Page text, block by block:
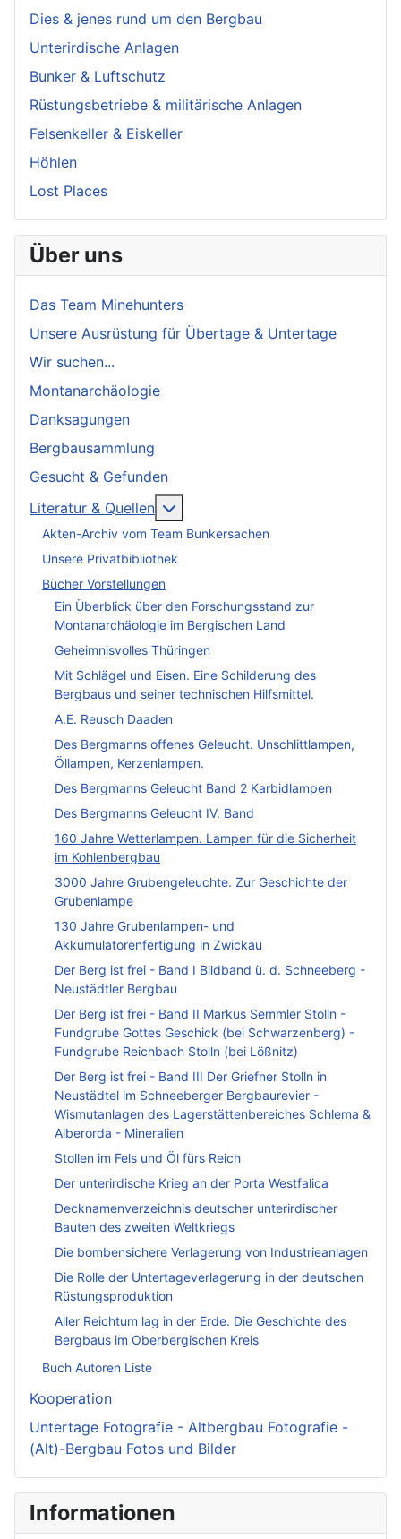
Dies & jenes rund um den Bergbau
Unterirdische Anlagen
Bunker & Luftschutz
Rüstungsbetriebe & militärische Anlagen
Felsenkeller & Eiskeller
Höhlen
Lost Places
Über uns
Das Team Minehunters
Unsere Ausrüstung für Übertage & Untertage
Wir suchen...
Montanarchäologie
Danksagungen
Bergbausammlung
Gesucht & Gefunden
Literatur & Quellen
Akten-Archiv vom Team Bunkersachen
Unsere Privatbibliothek
Bücher Vorstellungen
Ein Überblick über den Forschungsstand zur
Montanarchäologie im Bergischen Land
Geheimnisvolles Thüringen
Mit Schlägel und Eisen. Eine Schilderung des
Bergbaus und seiner technischen Hilfsmittel.
A.E. Reusch Daaden
Des Bergmanns offenes Geleucht. Unschlittlampen,
Öllampen, Kerzenlampen.
Des Bergmanns Geleucht Band 2 Karbidlampen
Des Bergmanns Geleucht IV. Band
160 Jahre Wetterlampen. Lampen für die Sicherheit
im Kohlenbergbau
3000 Jahre Grubengeleuchte. Zur Geschichte der
Grubenlampe
130 Jahre Grubenlampen- und
Akkumulatorenfertigung in Zwickau
Der Berg ist frei - Band I Bildband ü. d. Schneeberg -
Neustädtler Bergbau
Der Berg ist frei - Band II Markus Semmler Stolln -
Fundgrube Gottes Geschick (bei Schwarzenberg) -
Fundgrube Reichbach Stolln (bei Lößnitz)
Der Berg ist frei - Band III Der Griefner Stolln in
Neustädtel im Schneeberger Bergbaurevier -
Wismutanlagen des Lagerstättenbereiches Schlema &
Alberorda - Mineralien
Stollen im Fels und Öl fürs Reich
Der unterirdische Krieg an der Porta Westfalica
Decknamenverzeichnis deutscher unterirdischer
Bauten des zweiten Weltkriegs
Die bombensichere Verlagerung von Industrieanlagen
Die Rolle der Untertageverlagerung in der deutschen
Rüstungsproduktion
Aller Reichtum lag in der Erde. Die Geschichte des
Bergbaus im Oberbergischen Kreis
Buch Autoren Liste
Kooperation
Untertage Fotografie - Altbergbau Fotografie -
(Alt)-Bergbau Fotos und Bilder
Informationen